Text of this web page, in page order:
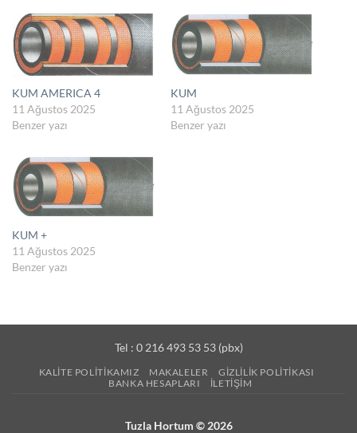
KUM AMERICA 4
11 Ağustos 2025
Benzer yazı
KUM
11 Ağustos 2025
Benzer yazı
KUM +
11 Ağustos 2025
Benzer yazı
Tel : 0 216 493 53 53 (pbx)
KALITE POLITIKAMIZ MAKALELER
GIZLILIK POLITIKASI
BANKA HESAPLARI
İLETIŞIM
Tuzla Hortum © 2026